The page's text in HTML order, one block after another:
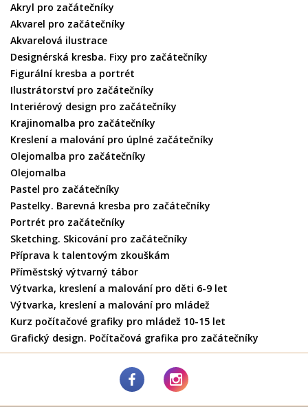
Akryl pro začátečníky
Akvarel pro začátečníky
Akvarelová ilustrace
Designérská kresba. Fixy pro začátečníky
Figurální kresba a portrét
Ilustrátorství pro začátečníky
Interiérový design pro začátečníky
Krajinomalba pro začátečníky
Kreslení a malování pro úplné začátečníky
Olejomalba pro začátečníky
Olejomalba
Pastel pro začátečníky
Pastelky. Barevná kresba pro začátečníky
Portrét pro začátečníky
Sketching. Skicování pro začátečníky
Příprava k talentovým zkouškám
Příměstský výtvarný tábor
Výtvarka, kreslení a malování pro děti 6-9 let
Výtvarka, kreslení a malování pro mládež
Kurz počítačové grafiky pro mládež 10-15 let
Grafický design. Počítačová grafika pro začátečníky